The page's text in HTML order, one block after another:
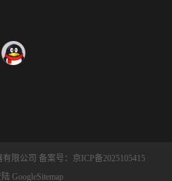
限公司 备案号：京ICP备2025105415
陆 GoogleSitemap